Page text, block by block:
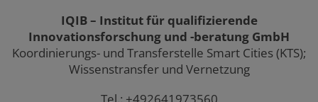
IQIB – Institut für qualifizierende
Innovationsforschung und -beratung GmbH
Koordinierungs- und Transferstelle Smart Cities (KTS);
Wissenstransfer und Vernetzung
Tel.: +492641973560